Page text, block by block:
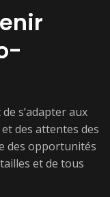
s’adapter aux
des attentes des
des opportunités
et de tous